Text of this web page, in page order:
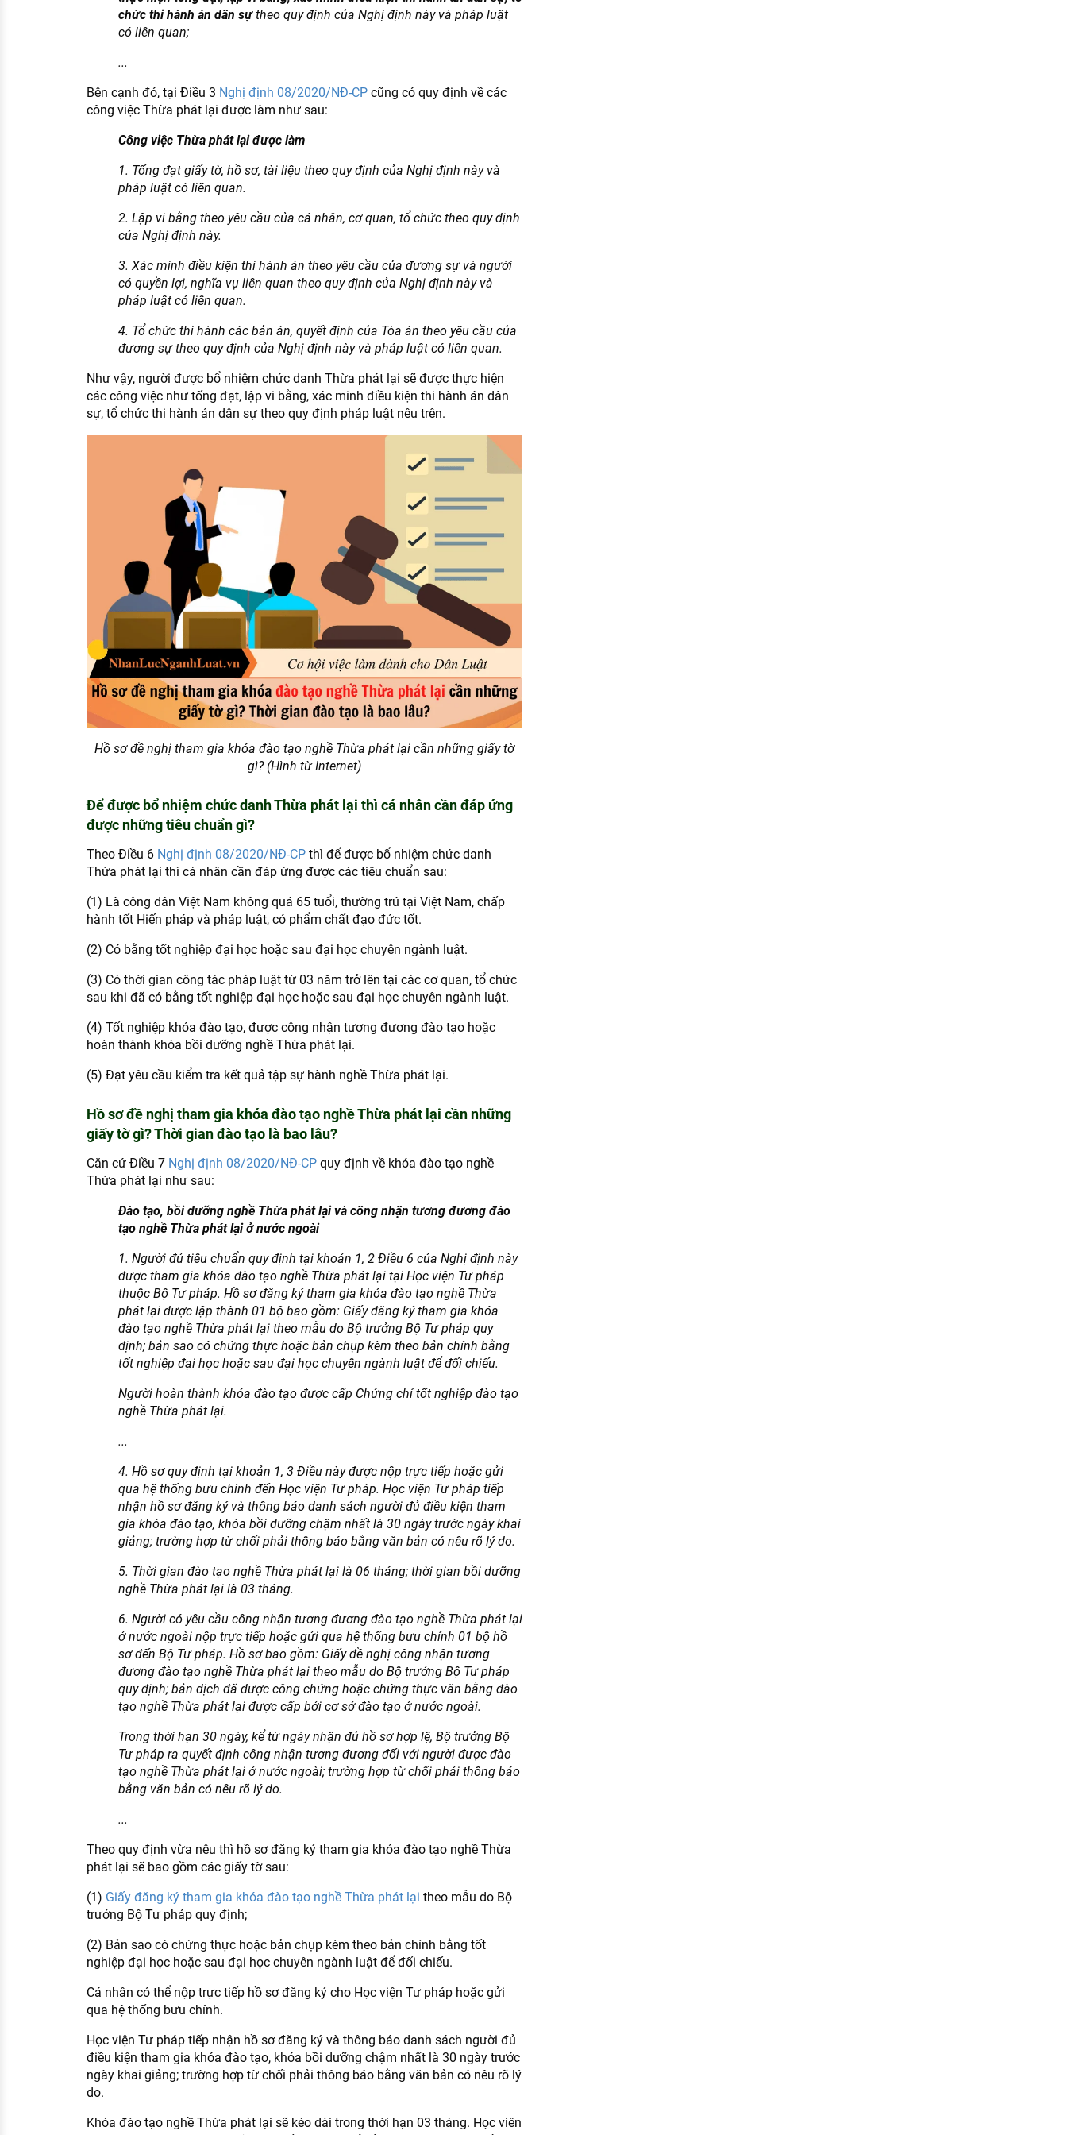
chức thi hành án dân sựtheo quy định của Nghị định này và pháp luật
có liên quan;
...
Bên cạnh đó, tại Điều 3 Nghị định 08/2020/NĐ-CPcũng có quy định về các
công việc Thừa phát lại được làm như sau:
Công việc Thừa phát lại được làm
1. Tống đạt giấy tờ, hồ sơ, tài liệu theo quy định của Nghị định này và
pháp luật có liên quan.
2. Lập vi bằng theo yêu cầu của cá nhân, cơ quan, tổ chức theo quy định
của Nghị định này.
3. Xác minh điều kiện thi hành án theo yêu cầu của đương sự và người
có quyền lợi, nghĩa vụ liên quan theo quy định của Nghị định này và
pháp luật có liên quan.
4. Tổ chức thi hành các bản án, quyết định của Tòa án theo yêu cầu của
đương sự theo quy định của Nghị định này và pháp luật có liên quan.
Như vậy, người được bổ nhiệm chức danh Thừa phát lại sẽ được thực hiện
các công việc như tống đạt, lập vi bằng, xác minh điều kiện thi hành án dân
sự, tổ chức thi hành án dân sự theo quy định pháp luật nêu trên.
Hồ sơ đề nghị tham gia khóa đào tạo nghề Thừa phát lại cần những giấy tờ
gì? (Hình từ Internet)
Để được bổ nhiệm chức danh Thừa phát lại thì cá nhân cần đáp ứng
được những tiêu chuẩn gì?
Theo Điều 6Nghị định 08/2020/NĐ-CPthì để được bổ nhiệm chức danh
Thừa phát lại thì cá nhân cần đáp ứng được các tiêu chuẩn sau:
(1) Là công dân Việt Nam không quá 65 tuổi, thường trú tại Việt Nam, chấp
hành tốt Hiến pháp và pháp luật, có phẩm chất đạo đức tốt.
(2) Có bằng tốt nghiệp đại học hoặc sau đại học chuyên ngành luật.
(3) Có thời gian công tác pháp luật từ 03 năm trở lên tại các cơ quan, tổ chức
sau khi đã có bằng tốt nghiệp đại học hoặc sau đại học chuyên ngành luật.
(4) Tốt nghiệp khóa đào tạo, được công nhận tương đương đào tạo hoặc
hoàn thành khóa bồi dưỡng nghề Thừa phát lại.
(5) Đạt yêu cầu kiểm tra kết quả tập sự hành nghề Thừa phát lại.
Hồ sơ đề nghị tham gia khóa đào tạo nghề Thừa phát lại cần những
giấy tờ gì? Thời gian đào tạo là bao lâu?
Căn cứ Điều 7Nghị định 08/2020/NĐ-CPquy định về khóa đào tạo nghề
Thừa phát lại như sau:
Đào tạo, bồi dưỡng nghề Thừa phát lại và công nhận tương đương đào
tạo nghề Thừa phát lại ở nước ngoài
1. Người đủ tiêu chuẩn quy định tại khoản 1, 2 Điều 6 của Nghị định này
được tham gia khóa đào tạo nghề Thừa phát lại tại Học viện Tư pháp
thuộc Bộ Tư pháp. Hồ sơ đăng ký tham gia khóa đào tạo nghề Thừa
phát lại được lập thành 01 bộ bao gồm: Giấy đăng ký tham gia khóa
đào tạo nghề Thừa phát lại theo mẫu do Bộ trưởng Bộ Tư pháp quy
định; bản sao có chứng thực hoặc bản chụp kèm theo bản chính bằng
tốt nghiệp đại học hoặc sau đại học chuyên ngành luật để đối chiếu.
Người hoàn thành khóa đào tạo được cấp Chứng chỉ tốt nghiệp đào tạo
nghề Thừa phát lại.
...
4. Hồ sơ quy định tại khoản 1, 3 Điều này được nộp trực tiếp hoặc gửi
qua hệ thống bưu chính đến Học viện Tư pháp. Học viện Tư pháp tiếp
nhận hồ sơ đăng ký và thông báo danh sách người đủ điều kiện tham
gia khóa đào tạo, khóa bồi dưỡng chậm nhất là 30 ngày trước ngày khai
giảng; trường hợp từ chối phải thông báo bằng văn bản có nêu rõ lý do.
5. Thời gian đào tạo nghề Thừa phát lại là 06 tháng; thời gian bồi dưỡng
nghề Thừa phát lại là 03 tháng.
6. Người có yêu cầu công nhận tương đương đào tạo nghề Thừa phát lại
ở nước ngoài nộp trực tiếp hoặc gửi qua hệ thống bưu chính 01 bộ hồ
sơ đến Bộ Tư pháp. Hồ sơ bao gồm: Giấy đề nghị công nhận tương
đương đào tạo nghề Thừa phát lại theo mẫu do Bộ trưởng Bộ Tư pháp
quy định; bản dịch đã được công chứng hoặc chứng thực văn bằng đào
tạo nghề Thừa phát lại được cấp bởi cơ sở đào tạo ở nước ngoài.
Trong thời hạn 30 ngày, kể từ ngày nhận đủ hồ sơ hợp lệ, Bộ trưởng Bộ
Tư pháp ra quyết định công nhận tương đương đối với người được đào
tạo nghề Thừa phát lại ở nước ngoài; trường hợp từ chối phải thông báo
bằng văn bản có nêu rõ lý do.
...
Theo quy định vừa nêu thì hồ sơ đăng ký tham gia khóa đào tạo nghề Thừa
phát lại sẽ bao gồm các giấy tờ sau:
(1) Giấy đăng ký tham gia khóa đào tạo nghề Thừa phát lại theo mẫu do Bộ
trưởng Bộ Tư pháp quy định;
(2) Bản sao có chứng thực hoặc bản chụp kèm theo bản chính bằng tốt
nghiệp đại học hoặc sau đại học chuyên ngành luật để đối chiếu.
Cá nhân có thể nộp trực tiếp hồ sơ đăng ký cho Học viện Tư pháp hoặc gửi
qua hệ thống bưu chính.
Học viện Tư pháp tiếp nhận hồ sơ đăng ký và thông báo danh sách người đủ
điều kiện tham gia khóa đào tạo, khóa bồi dưỡng chậm nhất là 30 ngày trước
ngày khai giảng; trường hợp từ chối phải thông báo bằng văn bản có nêu rõ lý
do.
Khóa đào tạo nghề Thừa phát lại sẽ kéo dài trong thời hạn 03 tháng. Học viên